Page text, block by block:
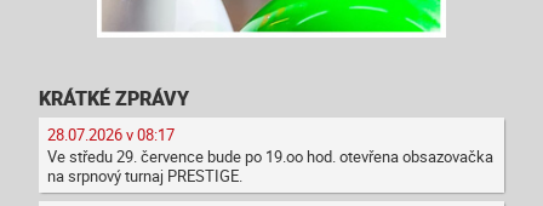
KRÁTKÉ ZPRÁVY
28.07.2026 v 08:17
Ve středu 29. července bude po 19.oo hod. otevřena obsazovačka
na srpnový turnaj PRESTIGE.